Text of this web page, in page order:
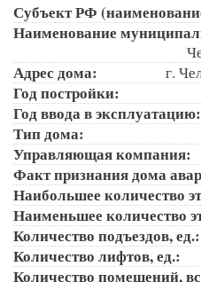
Субъект РФ
Наименование
Адрес дома: г.
Год постройки:
Год ввода в эксплуатацию:
Тип дома:
Управляющая компания:
Факт признания дома
Наибольшее количество
Наименьшее количество
Количество подъездов, ед.:
Количество лифтов, ед.:
Количество помещений,